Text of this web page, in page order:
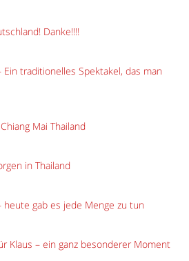
Danke!!!!
Ein traditionelles Spektakel, das man
Mai Thailand
in Thailand
heute gab es jede Menge zu tun
Klaus – ein ganz besonderer Moment